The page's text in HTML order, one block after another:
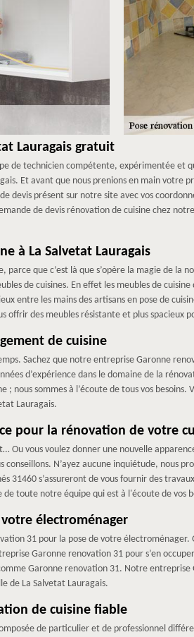
Lauragais gratuit
de technicien compétente, expérimentée et
Et avant que nous prenions en main votre
devis présent sur notre site avec vos
de devis rénovation de cuisine chez
à La Salvetat Lauragais
que c’est là que s’opère la magie de
de cuisines. En effet les meubles de
entre les mains des artisans en pose de
offrir des meubles résistante et plus spacieux
de cuisine
Sachez que notre entreprise Garonne
d’expérience dans le domaine de la
nous sommes à l’écoute de tous vos
Lauragais.
pour la rénovation de votre
Ou vous voulez donner une nouvelle
N’ayez aucune inquiétude, nous
31460 s’assureront de vous fournir des
de toute notre équipe qui est à l'écoute de
électroménager
31 pour la pose de votre
Garonne renovation 31 pour s’en
Garonne renovation 31. Notre
de La Salvetat Lauragais.
de cuisine fiable
de particulier et de professionnel